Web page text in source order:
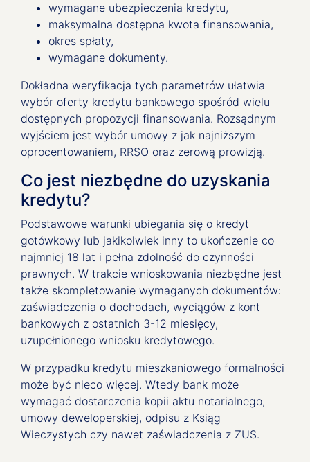
wymagane ubezpieczenia kredytu,
maksymalna dostępna kwota finansowania,
okres spłaty,
wymagane dokumenty.
Dokładna weryfikacja tych parametrów ułatwia
wybór oferty kredytu bankowego spośród wielu
dostępnych propozycji finansowania. Rozsądnym
wyjściem jest wybór umowy z jak najniższym
oprocentowaniem, RRSO oraz zerową prowizją.
Co jest niezbędne do uzyskania
kredytu?
Podstawowe warunki ubiegania się o kredyt
gotówkowy lub jakikolwiek inny to ukończenie co
najmniej 18 lat i pełna zdolność do czynności
prawnych. W trakcie wnioskowania niezbędne jest
także skompletowanie wymaganych dokumentów:
zaświadczenia o dochodach, wyciągów z kont
bankowych z ostatnich 3-12 miesięcy,
uzupełnionego wniosku kredytowego.
W przypadku kredytu mieszkaniowego formalności
może być nieco więcej. Wtedy bank może
wymagać dostarczenia kopii aktu notarialnego,
umowy deweloperskiej, odpisu z Ksiąg
Wieczystych czy nawet zaświadczenia z ZUS.